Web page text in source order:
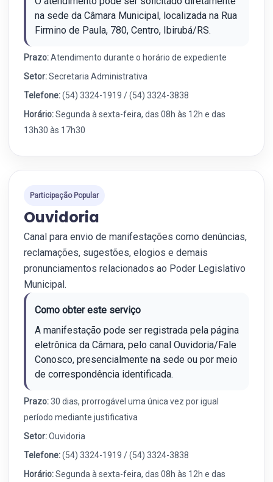
na sede da Câmara Municipal, localizada na Rua
Firmino de Paula, 780, Centro, Ibirubá/RS.
Prazo:Atendimento durante o horário de expediente
Setor:Secretaria Administrativa
Telefone:(54) 3324-1919 / (54) 3324-3838
Horário:Segunda à sexta-feira, das 08h às 12h e das
13h30 às 17h30
Participação Popular
Ouvidoria
Canal para envio de manifestações como denúncias,
reclamações, sugestões, elogios e demais
pronunciamentos relacionados ao Poder Legislativo
Municipal.
Como obter este serviço
A manifestação pode ser registrada pela página
eletrônica da Câmara, pelo canal Ouvidoria/Fale
Conosco, presencialmente na sede ou por meio
de correspondência identificada.
Prazo:30 dias, prorrogável uma única vez por igual
período mediante justificativa
Setor:Ouvidoria
Telefone:(54) 3324-1919 / (54) 3324-3838
Horário:Segunda à sexta-feira, das 08h às 12h e das